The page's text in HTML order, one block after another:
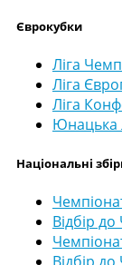
Єврокубки
Ліга
Ліга
Ліга
Юнацька
Національні
Відбір